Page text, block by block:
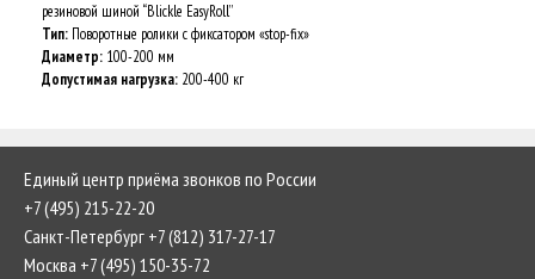
резиновой шиной “Blickle EasyRoll”
Тип: Поворотные ролики с фиксатором «stop-fix»
Диаметр: 100-200 мм
Допустимая нагрузка: 200-400 кг
Единый центр приёма звонков по России
+7 (495) 215-22-20
Санкт-Петербург +7 (812) 317-27-17
Москва +7 (495) 150-35-72